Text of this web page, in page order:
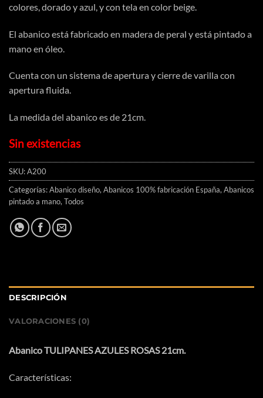
colores, dorado y azul, y con tela en color beige.
El abanico está fabricado en madera de peral y está pintado a
mano en óleo.
Cuenta con un sistema de apertura y cierre de varilla con
apertura fluida.
La medida del abanico es de 21cm.
Sin existencias
SKU:A200
Categorías:Abanico diseño, Abanicos 100% fabricación España, Abanicos
pintado a mano, Todos
DESCRIPCIÓN
VALORACIONES (0)
Abanico TULIPANES AZULES ROSAS 21cm.
Características: